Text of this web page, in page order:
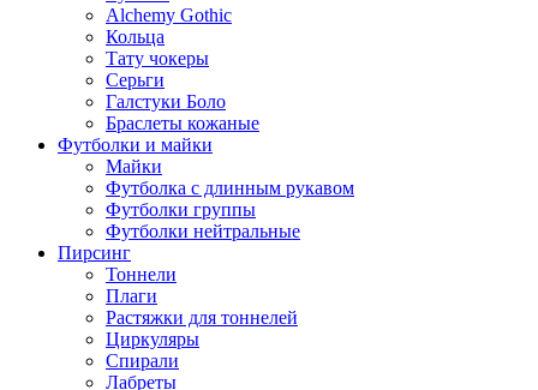
Alchemy Gothic
Кольца
Тату чокеры
Серьги
Галстуки Боло
Браслеты кожаные
Футболки и майки
Майки
Футболка с длинным рукавом
Футболки группы
Футболки нейтральные
Пирсинг
Тоннели
Плаги
Растяжки для тоннелей
Циркуляры
Спирали
Лабреты